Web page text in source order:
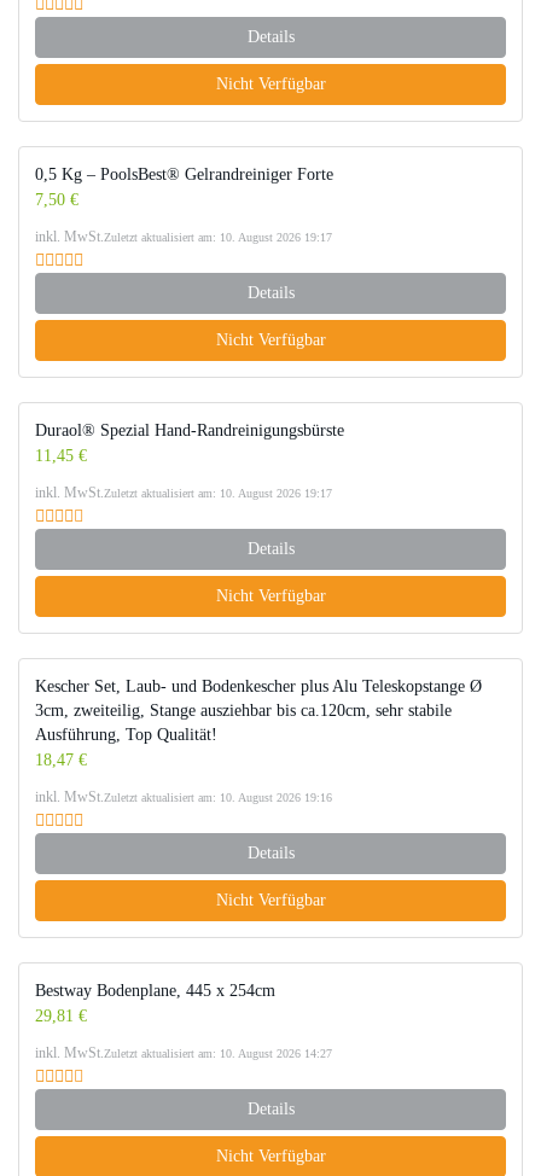
Details
Nicht Verfügbar
0,5 Kg – PoolsBest® Gelrandreiniger Forte
7,50 €
inkl. MwSt.Zuletzt aktualisiert am: 10. August 2026 19:17
Details
Nicht Verfügbar
Duraol® Spezial Hand-Randreinigungsbürste
11,45 €
inkl. MwSt.Zuletzt aktualisiert am: 10. August 2026 19:17
Details
Nicht Verfügbar
Kescher Set, Laub- und Bodenkescher plus Alu Teleskopstange Ø
3cm, zweiteilig, Stange ausziehbar bis ca.120cm, sehr stabile
Ausführung, Top Qualität!
18,47 €
inkl. MwSt.Zuletzt aktualisiert am: 10. August 2026 19:16
Details
Nicht Verfügbar
Bestway Bodenplane, 445 x 254cm
29,81 €
inkl. MwSt.Zuletzt aktualisiert am: 10. August 2026 14:27
Details
Nicht Verfügbar